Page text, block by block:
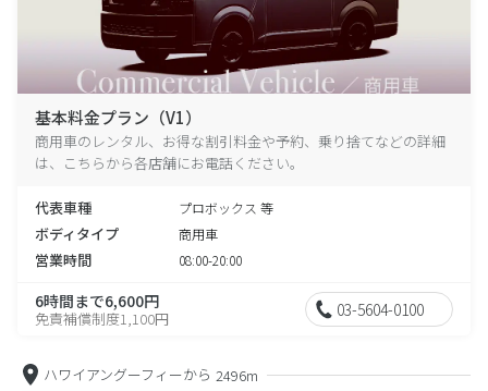
基本料金プラン（V1）
商用車のレンタル、お得な割引料金や予約、乗り捨てなどの詳細
は、こちらから各店舗にお電話ください。
代表車種 プロボックス 等
ボディタイプ 商用車
営業時間 08:00-20:00
6時間まで6,600円
免責補償制度1,100円 03-5604-0100
ハワイアングーフィーから 2496m